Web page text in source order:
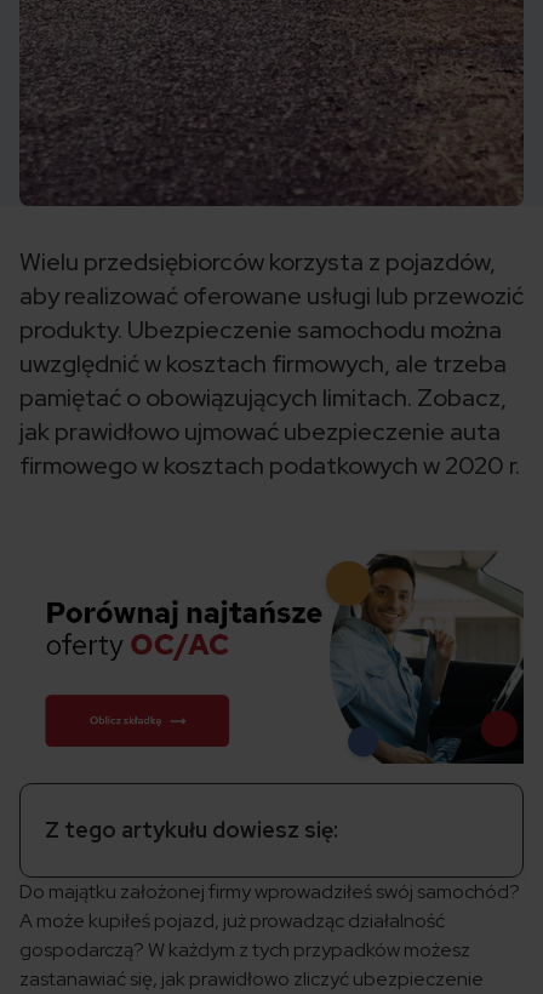
Wielu przedsiębiorców korzysta z pojazdów,
aby realizować oferowane usługi lub przewozić
produkty. Ubezpieczenie samochodu można
uwzględnić w kosztach firmowych, ale trzeba
pamiętać o obowiązujących limitach. Zobacz,
jak prawidłowo ujmować ubezpieczenie auta
firmowego w kosztach podatkowych w 2020 r.
Z tego artykułu dowiesz się:
Do majątku założonej firmy wprowadziłeś swój samochód?
A może kupiłeś pojazd, już prowadząc działalność
gospodarczą? W każdym z tych przypadków możesz
zastanawiać się, jak prawidłowo zliczyć ubezpieczenie